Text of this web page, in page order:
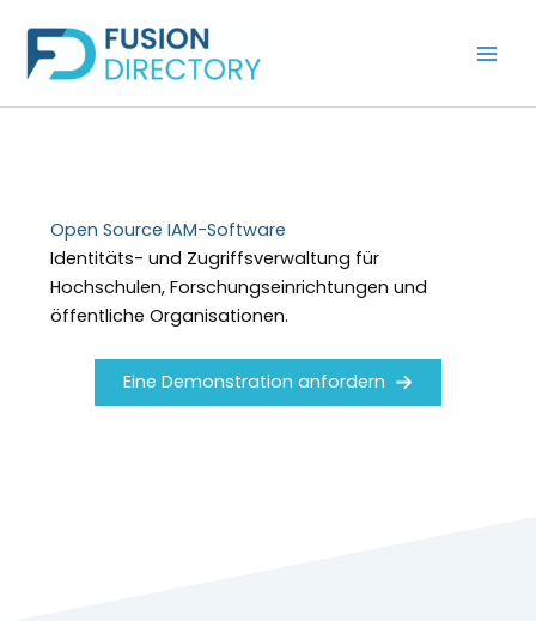
Inhalt
springen
Open Source IAM-Software
Identitäts- und Zugriffsverwaltung für
Hochschulen, Forschungseinrichtungen und
öffentliche Organisationen.
Eine Demonstration anfordern